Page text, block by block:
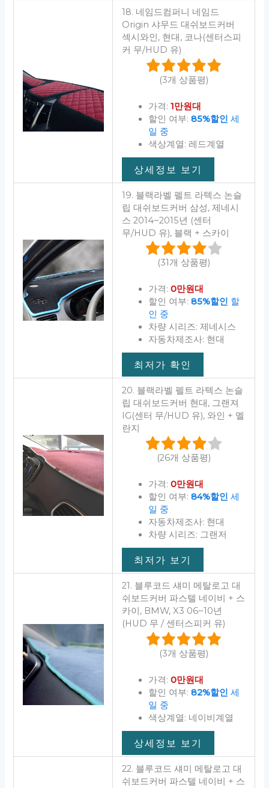
18. 네임드컴퍼니 네임드
Origin 샤무드 대쉬보드커버
섹시와인, 현대, 코나(센터스피
커 무/HUD 유)
(3개 상품평)
가격: 1만원대
할인 여부: 85%할인 세
일 중
색상계열: 레드계열
상세정보 보기
19. 블랙라벨 펠트 라텍스 논슬
립 대쉬보드커버 삼성, 제네시
스 2014~2015년 (센터
무/HUD 유), 블랙 + 스카이
(31개 상품평)
가격: 0만원대
할인 여부: 85%할인 할
인 중
차량 시리즈: 제네시스
자동차제조사: 현대
최저가 확인
20. 블랙라벨 펠트 라텍스 논슬
립 대쉬보드커버 현대, 그랜져
IG(센터 무/HUD 유), 와인 + 멜
란지
(26개 상품평)
가격: 0만원대
할인 여부: 84%할인 세
일 중
자동차제조사: 현대
차량 시리즈: 그랜저
최저가 보기
21. 블루코드 섀미 메탈로고 대
쉬보드커버 파스텔 네이비 + 스
카이, BMW, X3 06~10년
(HUD 무 / 센터스피커 유)
(3개 상품평)
가격: 0만원대
할인 여부: 82%할인 세
일 중
색상계열: 네이비계열
상세정보 보기
22. 블루코드 섀미 메탈로고 대
쉬보드커버 파스텔 네이비 + 스